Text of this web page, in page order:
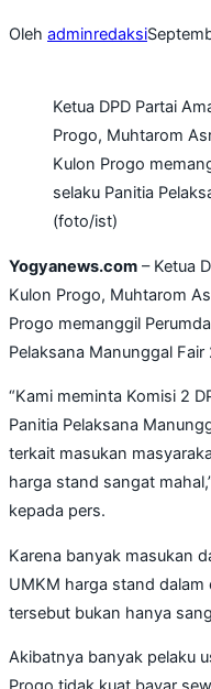
Oleh adminredaksi
Ketua DPD Partai
Progo, Muhtarom
Kulon Progo
selaku Panitia
(foto/ist)
Yogyanews.com – Ketua
Kulon Progo, Muhtarom
Progo memanggil
Pelaksana Manunggal Fair
“Kami meminta Komisi 2
Panitia Pelaksana
terkait masukan
harga stand sangat
kepada pers.
Karena banyak masukan
UMKM harga stand
tersebut bukan hanya
Akibatnya banyak pelaku